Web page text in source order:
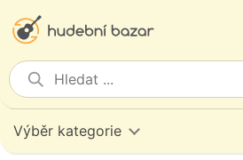
Výběr kategorie